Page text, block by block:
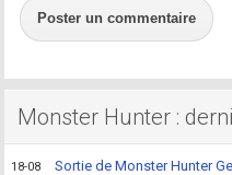
Poster un commentaire
Monster Hunter :
18-08 Sortie de Monster Hunter